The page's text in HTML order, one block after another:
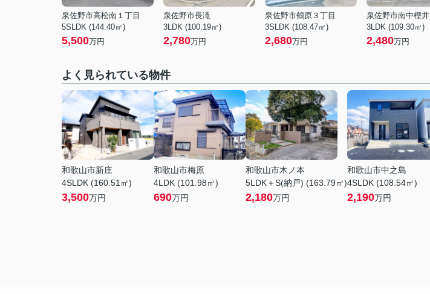
泉佐野市高松南１丁目
5SLDK (144.40㎡)
5,500万円
泉佐野市長滝
3LDK (100.19㎡)
2,780万円
泉佐野市鶴原３丁目
3SLDK (108.47㎡)
2,680万円
泉佐野市南中樫井
3LDK (109.30㎡)
2,480万円
よく見られている物件
和歌山市新庄
4SLDK (160.51㎡)
3,500万円
和歌山市梅原
4LDK (101.98㎡)
690万円
和歌山市木ノ本
5LDK＋S(納戸) (163.79㎡)
2,180万円
和歌山市中之島
4SLDK (108.54㎡)
2,190万円